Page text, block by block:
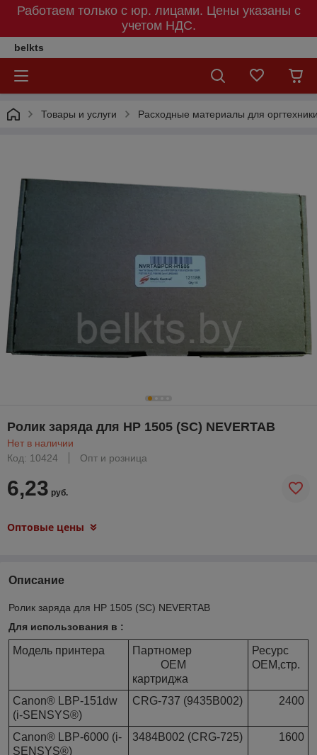
Работаем только с юр. лицами. Цены указаны c
учетом НДС.
belkts
Товары и услуги Расходные материалы для
Ролик заряда для HP 1505 (SC) NEVERTAB
Нет в наличии
Код: 10424
Опт и розница
6,23 руб.
Оптовые цены
Описание
Ролик заряда для HP 1505 (SC) NEVERTAB
Для использования в :
Модель принтера
Партномер
OEM
картриджа
Ресурс
OEM,стр.
Canon® LBP-151dw
(i-SENSYS®)
CRG-737 (9435B002) 2400
Canon® LBP-6000 (i-
SENSYS®)
3484B002 (CRG-725) 1600